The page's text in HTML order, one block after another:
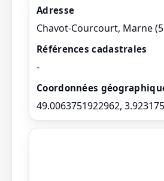
Adresse
Chavot-Courcourt, Marne
Références cadastrales
-
Coordonnées
49.0063751922962,